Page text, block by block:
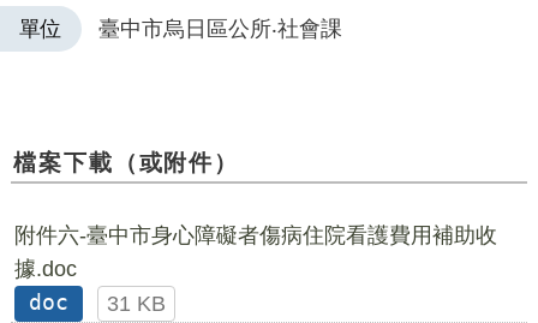
單位 臺中市烏日區公所‧社會課
檔案下載（或附件）
附件六-臺中市身心障礙者傷病住院看護費用補助收
據.doc
doc
31 KB